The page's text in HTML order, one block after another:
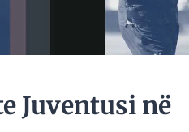
Juventusi në